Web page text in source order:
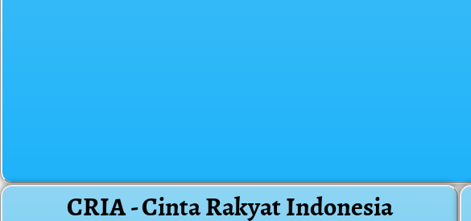
CRIA - Cinta Rakyat Indonesia